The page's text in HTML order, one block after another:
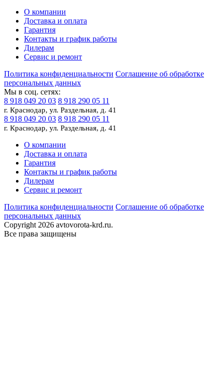
О компании
Доставка и оплата
Гарантия
Контакты и график работы
Дилерам
Сервис и ремонт
Политика конфиденциальности Соглашение об обработке
персональных данных
Мы в соц. сетях:
8 918 049 20 03 8 918 290 05 11
г. Краснодар, ул. Раздельная, д. 41
8 918 049 20 03 8 918 290 05 11
г. Краснодар, ул. Раздельная, д. 41
О компании
Доставка и оплата
Гарантия
Контакты и график работы
Дилерам
Сервис и ремонт
Политика конфиденциальности Соглашение об обработке
персональных данных
Copyright 2026 avtovorota-krd.ru.
Все права защищены